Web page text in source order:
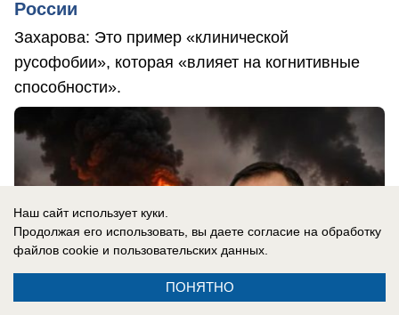
России
Захарова: Это пример «клинической
русофобии», которая «влияет на когнитивные
способности».
Наш сайт использует куки.
Продолжая его использовать, вы даете согласие на обработку
файлов cookie и пользовательских данных.
ПОНЯТНО